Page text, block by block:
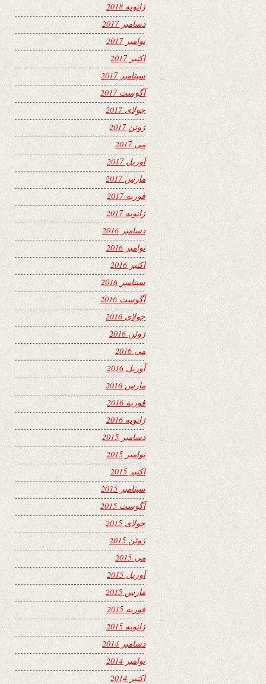
ژانویه 2018
دسامبر 2017
نوامبر 2017
اکتبر 2017
سپتامبر 2017
آگوست 2017
جولای 2017
ژوئن 2017
می 2017
آوریل 2017
مارس 2017
فوریه 2017
ژانویه 2017
دسامبر 2016
نوامبر 2016
اکتبر 2016
سپتامبر 2016
آگوست 2016
جولای 2016
ژوئن 2016
می 2016
آوریل 2016
مارس 2016
فوریه 2016
ژانویه 2016
دسامبر 2015
نوامبر 2015
اکتبر 2015
سپتامبر 2015
آگوست 2015
جولای 2015
ژوئن 2015
می 2015
آوریل 2015
مارس 2015
فوریه 2015
ژانویه 2015
دسامبر 2014
نوامبر 2014
اکتبر 2014